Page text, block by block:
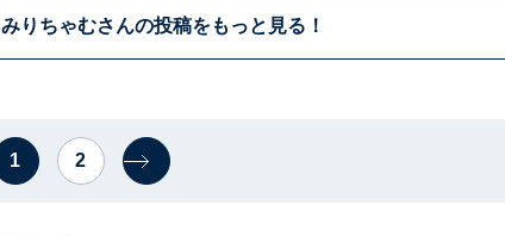
みりちゃむさんの投稿をもっと見る！
1 2